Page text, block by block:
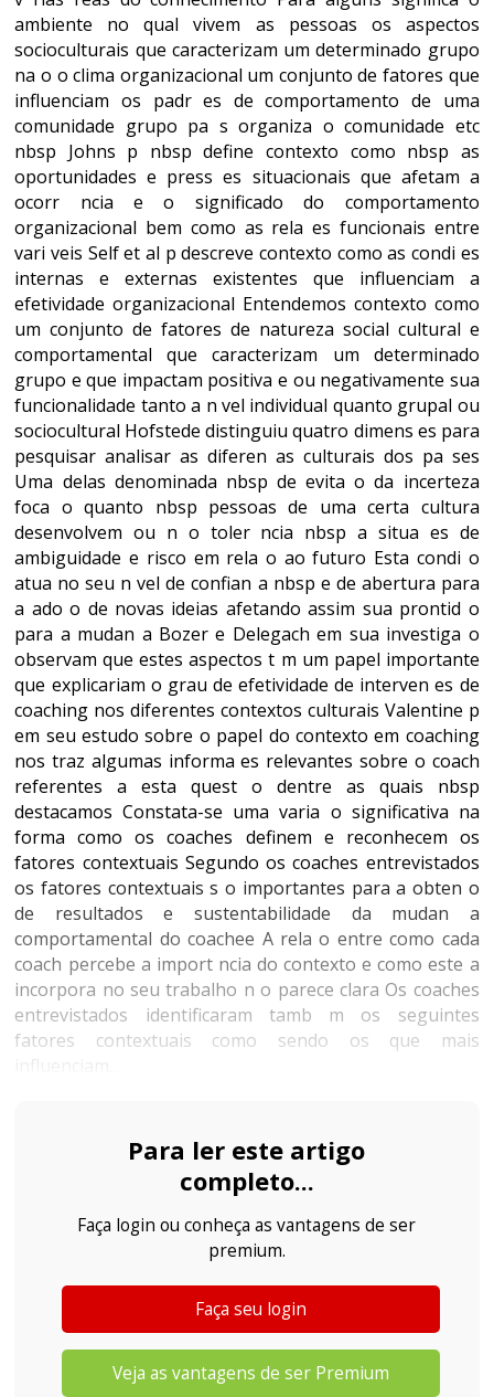
ambiente no qual vivem as pessoas os aspectos
socioculturais que caracterizam um determinado grupo
na o o clima organizacional um conjunto de fatores que
influenciam os padr es de comportamento de uma
comunidade grupo pa s organiza o comunidade etc
nbsp Johns p nbsp define contexto como nbsp as
oportunidades e press es situacionais que afetam a
ocorr ncia e o significado do comportamento
organizacional bem como as rela es funcionais entre
vari veis Self et al p descreve contexto como as condi es
internas e externas existentes que influenciam a
efetividade organizacional Entendemos contexto como
um conjunto de fatores de natureza social cultural e
comportamental que caracterizam um determinado
grupo e que impactam positiva e ou negativamente sua
funcionalidade tanto a n vel individual quanto grupal ou
sociocultural Hofstede distinguiu quatro dimens es para
pesquisar analisar as diferen as culturais dos pa ses
Uma delas denominada nbsp de evita o da incerteza
foca o quanto nbsp pessoas de uma certa cultura
desenvolvem ou n o toler ncia nbsp a situa es de
ambiguidade e risco em rela o ao futuro Esta condi o
atua no seu n vel de confian a nbsp e de abertura para
a ado o de novas ideias afetando assim sua prontid o
para a mudan a Bozer e Delegach em sua investiga o
observam que estes aspectos t m um papel importante
que explicariam o grau de efetividade de interven es de
coaching nos diferentes contextos culturais Valentine p
em seu estudo sobre o papel do contexto em coaching
nos traz algumas informa es relevantes sobre o coach
referentes a esta quest o dentre as quais nbsp
destacamos Constata-se uma varia o significativa na
forma como os coaches definem e reconhecem os
fatores contextuais Segundo os coaches entrevistados
os fatores contextuais s o importantes para a obten o
de resultados e sustentabilidade da mudan a
comportamental do coachee A rela o entre como cada
coach percebe a import ncia do contexto e como este a
incorpora no seu trabalho n o parece clara Os coaches
entrevistados identificaram tamb m os seguintes
fatores contextuais como sendo os que mais
Para ler este artigo
completo...
Faça login ou conheça as vantagens de ser
premium.
Faça seu login
Veja as vantagens de ser Premium